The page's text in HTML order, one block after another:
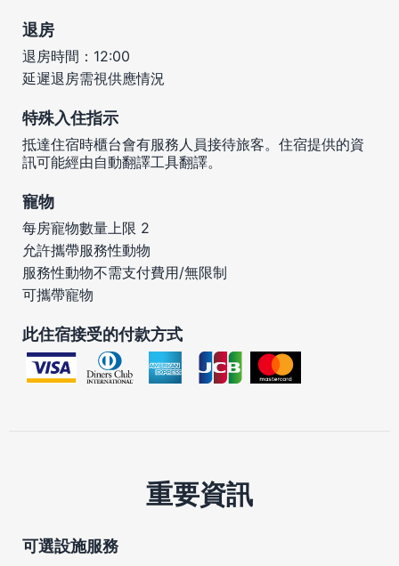
退房
退房時間：12:00
延遲退房需視供應情況
特殊入住指示
抵達住宿時櫃台會有服務人員接待旅客。住宿提供的資
訊可能經由自動翻譯工具翻譯。
寵物
每房寵物數量上限 2
允許攜帶服務性動物
服務性動物不需支付費用/無限制
可攜帶寵物
此住宿接受的付款方式
重要資訊
可選設施服務